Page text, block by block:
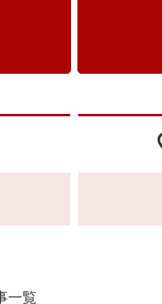
一覧